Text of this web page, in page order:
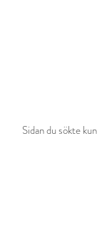
Sidan du sökte